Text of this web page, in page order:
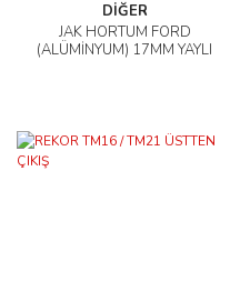
DİĞER
JAK HORTUM FORD
(ALÜMİNYUM) 17MM YAYLI